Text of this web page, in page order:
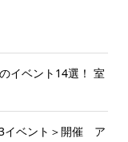
イベント14選！ 室
イベント＞開催 ア